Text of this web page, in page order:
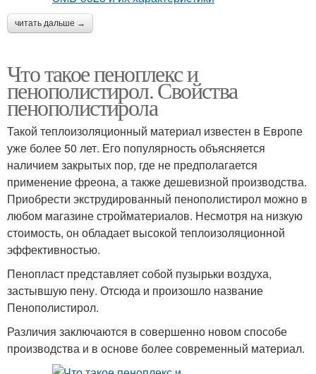
читать дальше →
Что такое пеноплекс и
пенополистирол. Свойства
пенополистирола
Такой теплоизоляционный материал известен в Европе
уже более 50 лет. Его популярность объясняется
наличием закрытых пор, где не предполагается
применение фреона, а также дешевизной производства.
Приобрести экструдированный пенополистирол можно в
любом магазине стройматериалов. Несмотря на низкую
стоимость, он обладает высокой теплоизоляционной
эффективностью.
Пенопласт представляет собой пузырьки воздуха,
застывшую пену. Отсюда и произошло название
Пенополистирол.
Различия заключаются в совершенно новом способе
производства и в основе более современный материал.